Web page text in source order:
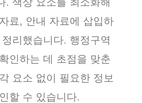
료, 안내 자료에 삽입하
리했습니다. 행정구역
인하는 데 초점을 맞춘
요소 없이 필요한 정보
할 수 있습니다.